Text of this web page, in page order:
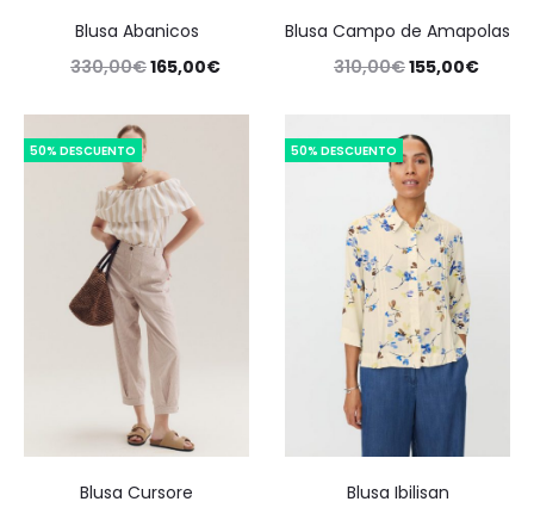
Blusa Abanicos
330,00€165,00€
Blusa Campo de Amapolas
310,00€155,00€
50% DESCUENTO
Blusa Cursore
50% DESCUENTO
Blusa Ibilisan